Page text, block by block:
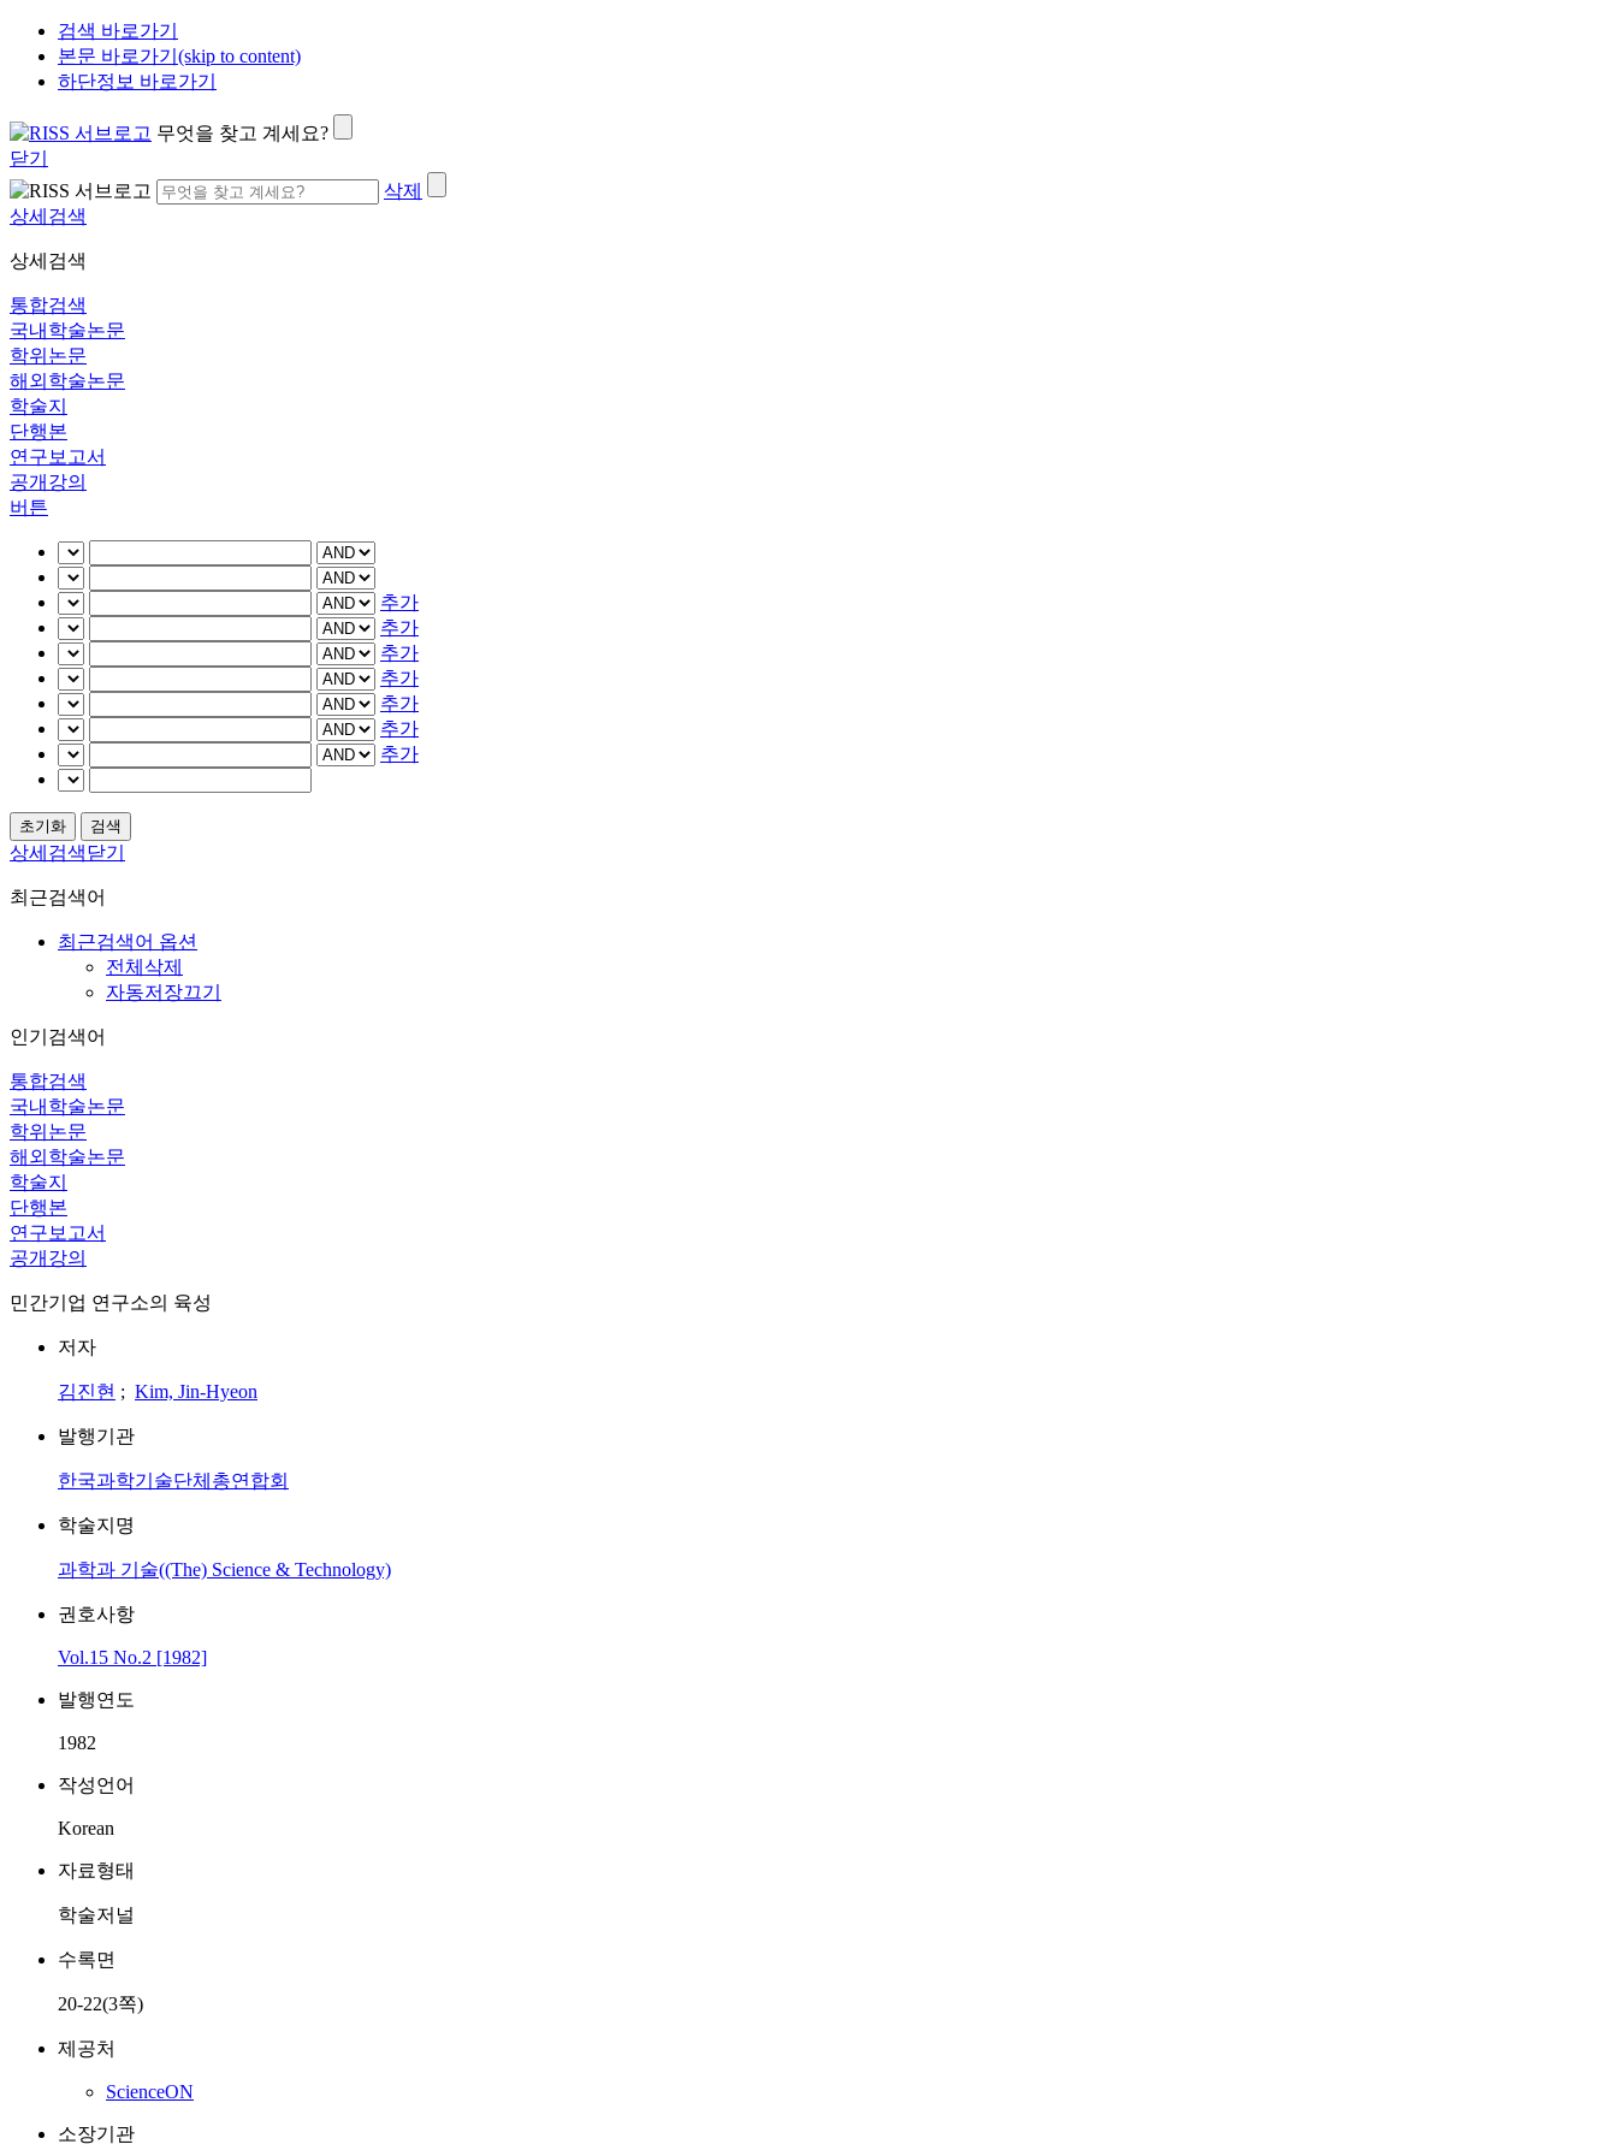
검색 바로가기
본문 바로가기(skip to content)
하단정보 바로가기
무엇을 찾고 계세요?
닫기
삭제
상세검색
상세검색
통합검색
국내학술논문
학위논문
해외학술논문
학술지
단행본
연구보고서
공개강의
버튼
추가
추가
추가
추가
추가
추가
추가
상세검색닫기
최근검색어
최근검색어 옵션
전체삭제
자동저장끄기
인기검색어
통합검색
국내학술논문
학위논문
해외학술논문
학술지
단행본
연구보고서
공개강의
민간기업 연구소의 육성
저자
김진현 ; Kim, Jin-Hyeon
발행기관
한국과학기술단체총연합회
학술지명
과학과 기술((The) Science & Technology)
권호사항
Vol.15 No.2 [1982]
발행연도
1982
작성언어
Korean
자료형태
학술저널
수록면
20-22(3쪽)
제공처
ScienceON
소장기관